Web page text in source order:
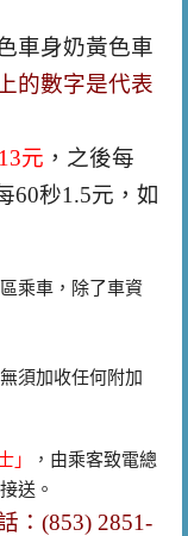
車身奶黃色車
的數字是代表
元 ，之後每
60秒1.5元，如
乘車，除了車資
須加收任何附加
」 ， 由乘客致電總
送。
：(853) 2851-